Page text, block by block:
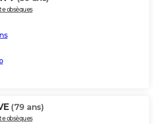
obsèques
(79 ans)
obsèques